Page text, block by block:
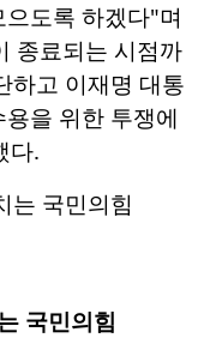
도록 하겠다"며
종료되는 시점까
하고 이재명 대통
을 위한 투쟁에
다.
국민의힘